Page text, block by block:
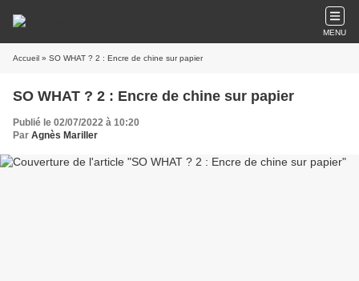
MENU
Accueil » SO WHAT ? 2 : Encre de chine sur papier
SO WHAT ? 2 : Encre de chine sur papier
Publié le 02/07/2022 à 10:20
Par Agnès Mariller